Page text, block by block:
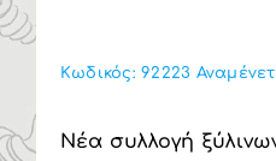
Κωδικός:92223
Nέα συλλογή